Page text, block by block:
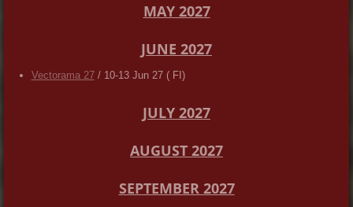
MAY 2027
JUNE 2027
Vectorama 27/ 10-13 Jun 27 ( FI)
JULY 2027
AUGUST 2027
SEPTEMBER 2027